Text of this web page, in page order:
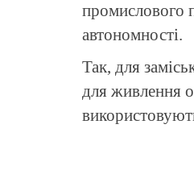
промислового
автономності.
Так, для
для живлення